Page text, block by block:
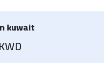
kuwait